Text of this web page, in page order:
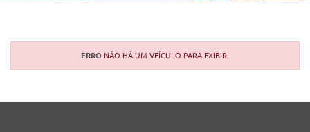
ERRO NÃO HÁ UM VEÍCULO PARA EXIBIR.